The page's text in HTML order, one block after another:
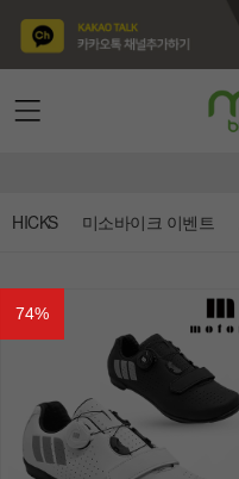
HICKS 미소바이크 이벤트
74%